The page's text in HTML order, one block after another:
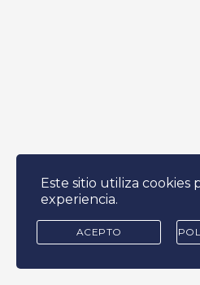
Este sitio utiliza cookies
experiencia.
ACEPTO